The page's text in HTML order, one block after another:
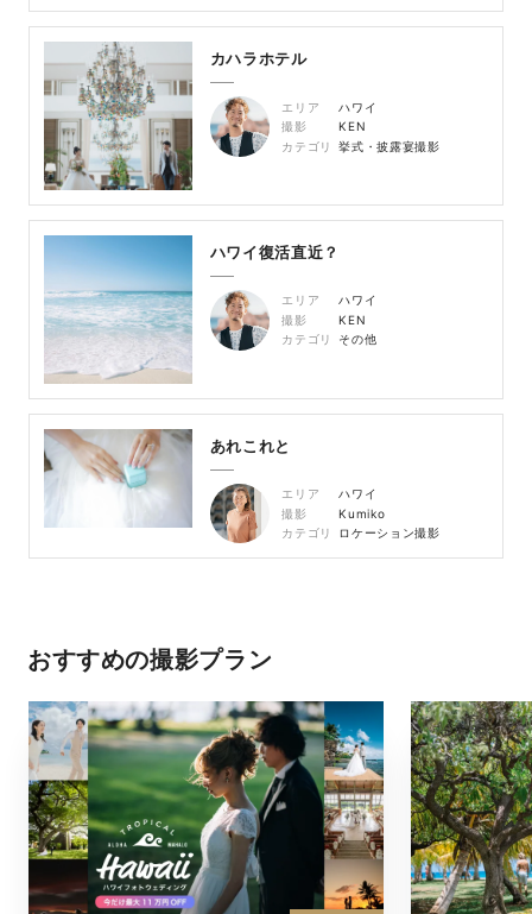
カハラホテル
エリア
ハワイ
撮影
KEN
カテゴリ
挙式・披露宴撮影
ハワイ復活直近？
エリア
ハワイ
撮影
KEN
カテゴリ
その他
あれこれと
エリア
ハワイ
撮影
Kumiko
カテゴリ
ロケーション撮影
おすすめの撮影プラン